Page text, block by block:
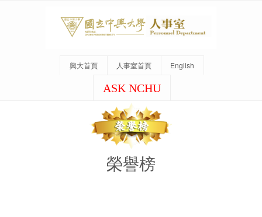
興大首頁 人事室首頁 English
ASK NCHU
榮譽榜